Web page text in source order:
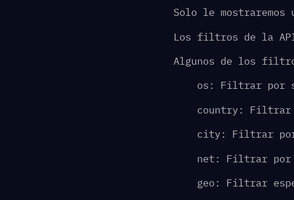
Solo le
Los filtros de la
Algunos de los
os: Filtrar por
country: Filtrar
city: Filtrar por
net: Filtrar por
geo: Filtrar